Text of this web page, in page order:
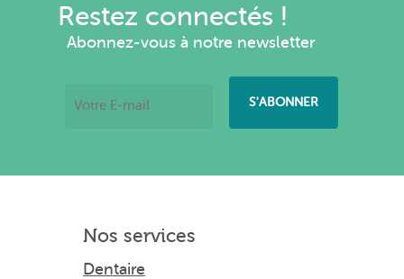
Restez connectés !
Abonnez-vous à notre newsletter
Nos services
Dentaire